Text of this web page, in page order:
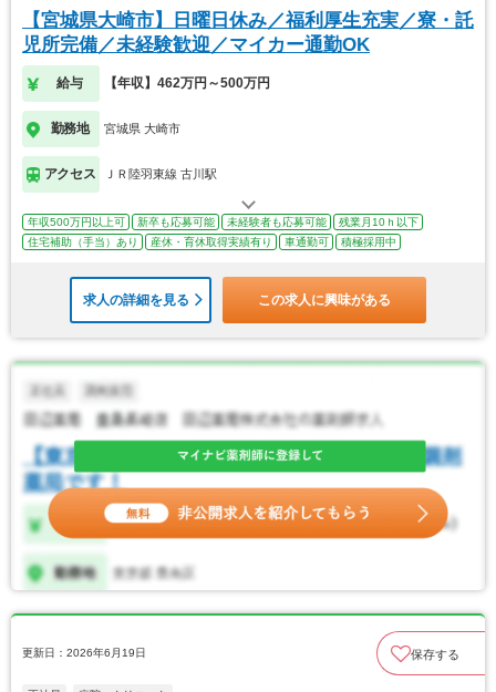
【宮城県大崎市】日曜日休み／福利厚生充実／寮・託
児所完備／未経験歓迎／マイカー通勤OK
給与 【年収】462万円～500万円
勤務地 宮城県 大崎市
アクセス ＪＲ陸羽東線 古川駅
年収500万円以上可 新卒も応募可能 未経験者も応募可能
残業月10ｈ以下
住宅補助（手当）あり
産休・育休取得実績有り 車通勤可 積極採用中
求人の詳細を見る この求人に興味がある
更新日：2026年6月19日 保存する